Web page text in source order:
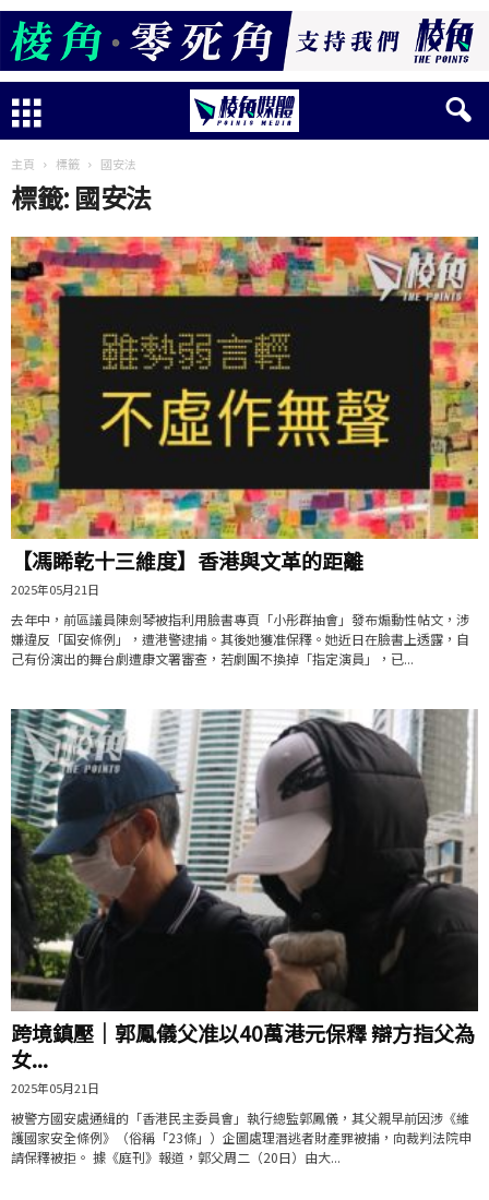
主頁 標籤 國安法
標籤: 國安法
【馮睎乾十三維度】香港與文革的距離
2025年05月21日
去年中，前區議員陳劍琴被指利用臉書專頁「小彤群抽會」發布煽動性帖文，涉
嫌違反「国安條例」，遭港警逮捕。其後她獲准保釋。她近日在臉書上透露，自
己有份演出的舞台劇遭康文署審查，若劇團不換掉「指定演員」，已...
跨境鎮壓｜郭鳳儀父准以40萬港元保釋 辯方指父為
女...
2025年05月21日
被警方國安處通緝的「香港民主委員會」執行總監郭鳳儀，其父親早前因涉《維
護國家安全條例》（俗稱「23條」）企圖處理潛逃者財產罪被捕，向裁判法院申
請保釋被拒。 據《庭刊》報道，郭父周二（20日）由大...